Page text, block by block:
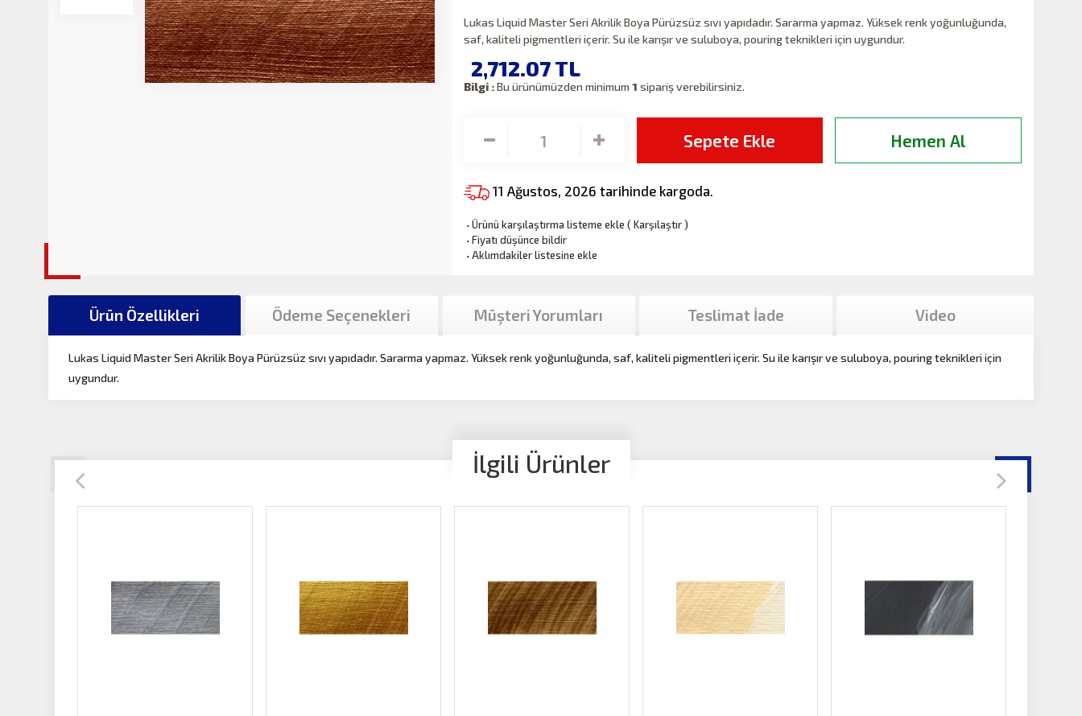
Lukas Liquid Master Seri Akrilik Boya Pürüzsüz sıvı yapıdadır. Sararma yapmaz. Yüksek renk yoğunluğunda,
saf, kaliteli pigmentleri içerir. Su ile karışır ve suluboya, pouring teknikleri için uygundur.
2,712.07TL
Bilgi :Bu ürünümüzden minimum 1 sipariş verebilirsiniz.
Sepete Ekle Hemen Al
11 Ağustos, 2026 tarihinde kargoda.
·Ürünü karşılaştırma listeme ekle (Karşılaştır)
·Fiyatı düşünce bildir
·Aklımdakiler listesine ekle
Ürün Özellikleri Ödeme Seçenekleri Müşteri Yorumları Teslimat İade Video
Lukas Liquid Master Seri Akrilik Boya Pürüzsüz sıvı yapıdadır. Sararma yapmaz. Yüksek renk yoğunluğunda, saf, kaliteli pigmentleri içerir. Su ile karışır ve suluboya, pouring teknikleri için
uygundur.
İlgili Ürünler